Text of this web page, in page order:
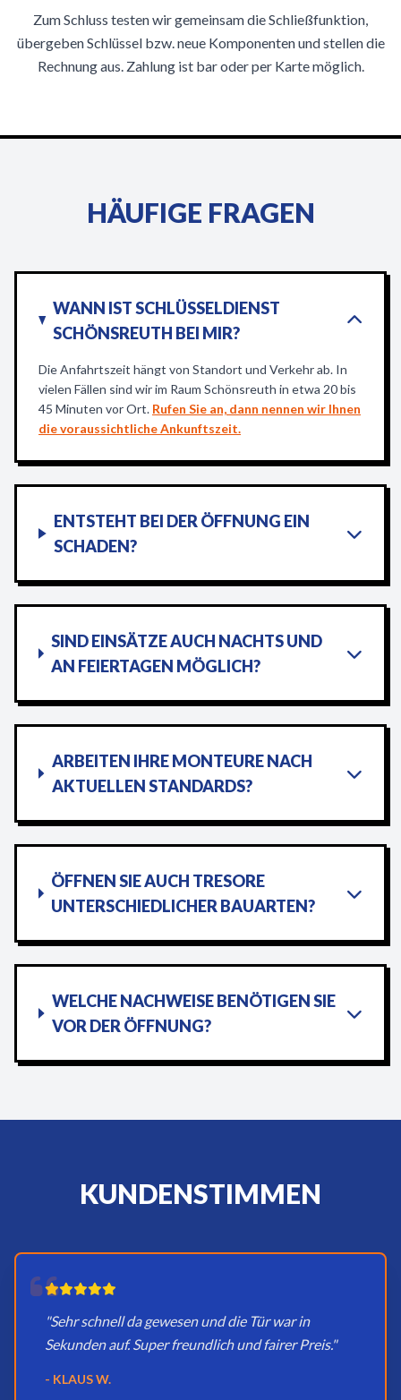
Zum Schluss testen wir gemeinsam die Schließfunktion,
übergeben Schlüssel bzw. neue Komponenten und stellen die
Rechnung aus. Zahlung ist bar oder per Karte möglich.
HÄUFIGE FRAGEN
WANN IST SCHLÜSSELDIENST
SCHÖNSREUTH BEI MIR?
Die Anfahrtszeit hängt von Standort und Verkehr ab. In
vielen Fällen sind wir im Raum Schönsreuth in etwa 20 bis
45 Minuten vor Ort. Rufen Sie an, dann nennen wir Ihnen
die voraussichtliche Ankunftszeit.
ENTSTEHT BEI DER ÖFFNUNG EIN
SCHADEN?
SIND EINSÄTZE AUCH NACHTS UND
AN FEIERTAGEN MÖGLICH?
ARBEITEN IHRE MONTEURE NACH
AKTUELLEN STANDARDS?
ÖFFNEN SIE AUCH TRESORE
UNTERSCHIEDLICHER BAUARTEN?
WELCHE NACHWEISE BENÖTIGEN SIE
VOR DER ÖFFNUNG?
KUNDENSTIMMEN
"Sehr schnell da gewesen und die Tür war in
Sekunden auf. Super freundlich und fairer Preis."
- KLAUS W.